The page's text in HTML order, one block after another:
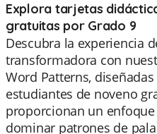
Explora tarjetas
gratuitas por Grado 9
Descubra la experiencia
transformadora con
Word Patterns,
estudiantes de noveno
proporcionan un
dominar patrones de